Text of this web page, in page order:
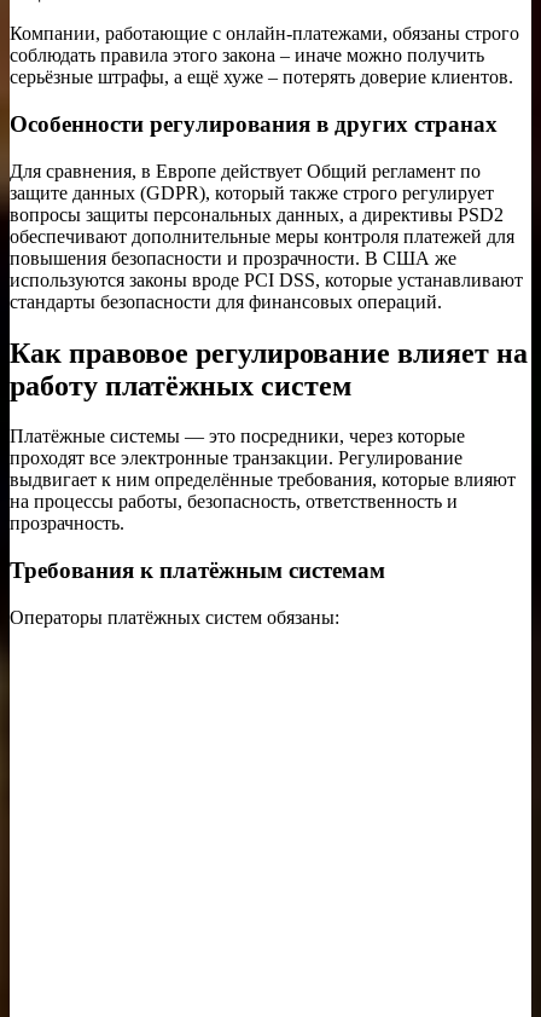
Компании, работающие с онлайн-платежами, обязаны строго
соблюдать правила этого закона – иначе можно получить
серьёзные штрафы, а ещё хуже – потерять доверие клиентов.
Особенности регулирования в других странах
Для сравнения, в Европе действует Общий регламент по
защите данных (GDPR), который также строго регулирует
вопросы защиты персональных данных, а директивы PSD2
обеспечивают дополнительные меры контроля платежей для
повышения безопасности и прозрачности. В США же
используются законы вроде PCI DSS, которые устанавливают
стандарты безопасности для финансовых операций.
Как правовое регулирование влияет на
работу платёжных систем
Платёжные системы — это посредники, через которые
проходят все электронные транзакции. Регулирование
выдвигает к ним определённые требования, которые влияют
на процессы работы, безопасность, ответственность и
прозрачность.
Требования к платёжным системам
Операторы платёжных систем обязаны: